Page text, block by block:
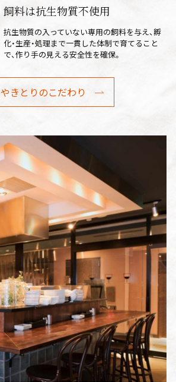
飼料は抗生物質不使用
抗生物質の入っていない専用の飼料を与え、孵
化・生産・処理まで一貫した体制で育てること
で、作り手の見える安全性を確保。
やきとりのこだわり